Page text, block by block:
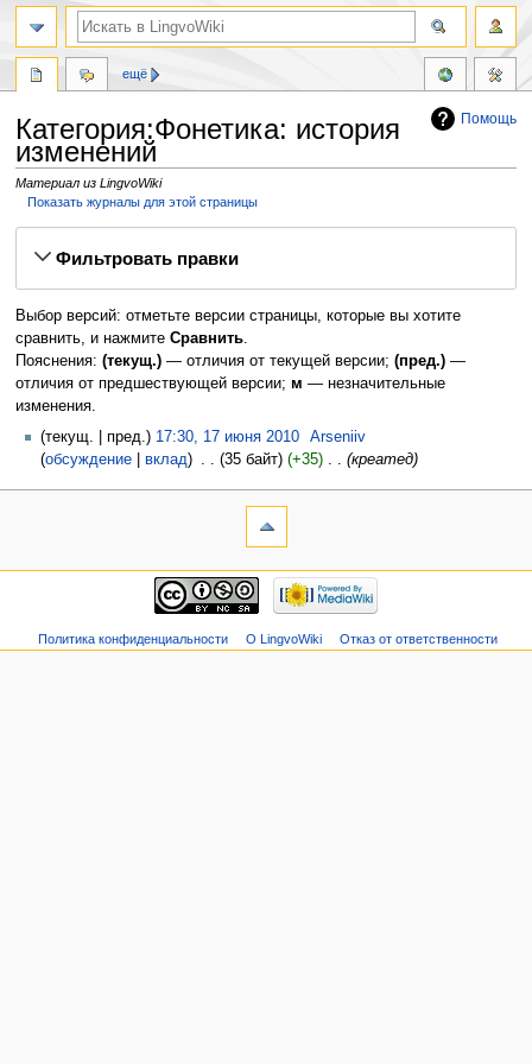
Помощь
Категория:Фонетика: история
изменений
Материал из LingvoWiki
Показать журналы для этой страницы
Фильтровать правки
Выбор версий: отметьте версии страницы, которые вы хотите
сравнить, и нажмите Сравнить.
Пояснения: (текущ.)— отличия от текущей версии; (пред.)—
отличия от предшествующей версии; м — незначительные
изменения.
текущ.
пред. 17:30, 17 июня 2010
Arseniiv
обсуждение
вклад 35 байт +35 ‎ креатед
ещё
Политика конфиденциальности О LingvoWiki Отказ от ответственности